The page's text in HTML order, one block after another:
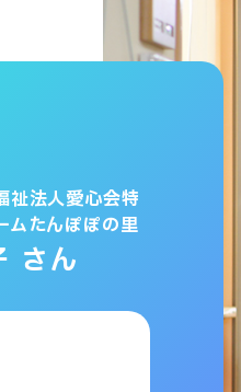
祉法人愛心会特
ムたんぽぽの里
さん